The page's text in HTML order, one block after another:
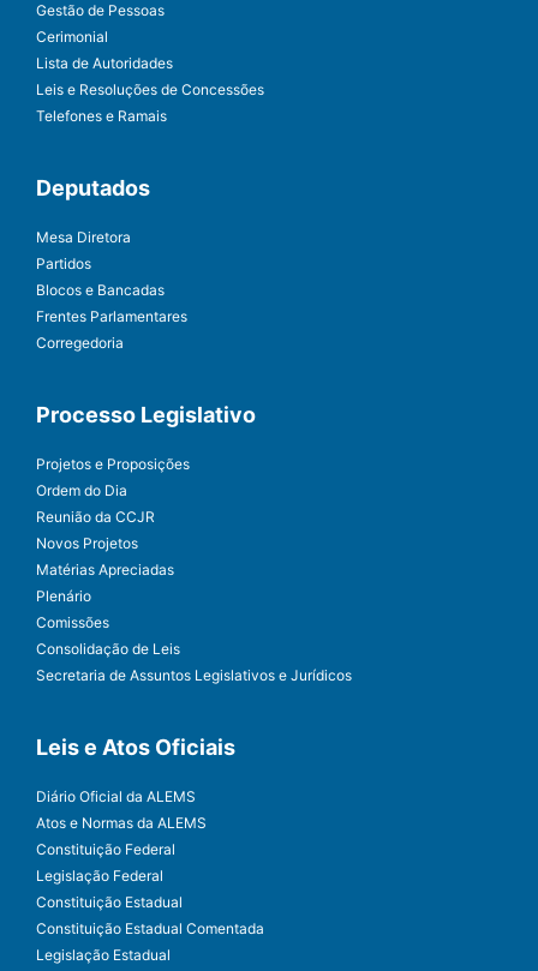
Gestão de Pessoas
Cerimonial
Lista de Autoridades
Leis e Resoluções de Concessões
Telefones e Ramais
Deputados
Mesa Diretora
Partidos
Blocos e Bancadas
Frentes Parlamentares
Corregedoria
Processo Legislativo
Projetos e Proposições
Ordem do Dia
Reunião da CCJR
Novos Projetos
Matérias Apreciadas
Plenário
Comissões
Consolidação de Leis
Secretaria de Assuntos Legislativos e Jurídicos
Leis e Atos Oficiais
Diário Oficial da ALEMS
Atos e Normas da ALEMS
Constituição Federal
Legislação Federal
Constituição Estadual
Constituição Estadual Comentada
Legislação Estadual